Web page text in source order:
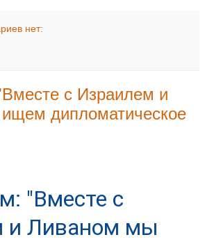
нет:
с Израилем и
дипломатическое
"Вместе с
и Ливаном мы